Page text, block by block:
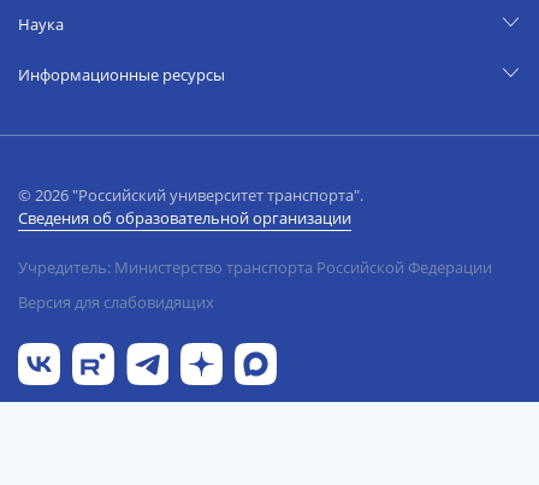
Наука
Информационные ресурсы
© 2026 "Российский университет транспорта".
Сведения об образовательной организации
Учредитель: Министерство транспорта Российской Федерации
Версия для слабовидящих